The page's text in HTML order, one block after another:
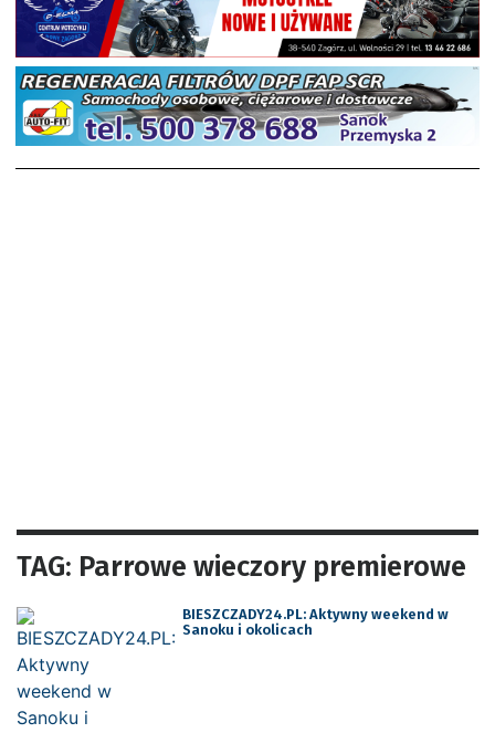
TAG: Parrowe wieczory premierowe
BIESZCZADY24.PL: Aktywny weekend w
Sanoku i okolicach